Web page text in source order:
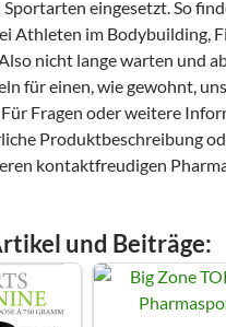
eingesetzt. So
Athleten im Bodybuilding,
nicht lange warten und
für einen, wie gewohnt,
Fragen oder weitere
Produktbeschreibung
kontaktfreudigen
und Beiträge: